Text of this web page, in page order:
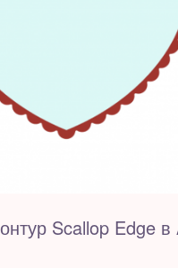
Scallop Edge в